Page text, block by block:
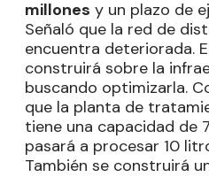
millones y un plazo de
Señaló que la red de
encuentra deteriorada.
construirá sobre la
buscando optimizarla.
que la planta de
tiene una capacidad de
pasará a procesar 10
También se construirá